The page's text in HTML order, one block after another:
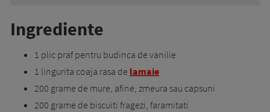
Ingrediente
1 plic praf pentru budinca de vanilie
1 lingurita coaja rasa de lamaie
200 grame de mure, afine, zmeura sau capsuni
200 grame de biscuiti fragezi, faramitati